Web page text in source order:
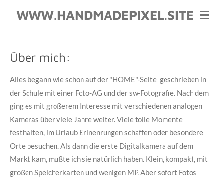
ZumWWW.HANDMADEPIXEL.SITE
Über mich:
Alles begann wie schon auf der "HOME"-Seite geschrieben in
der Schule mit einer Foto-AG und der sw-Fotografie. Nach dem
ging es mit großerem Interesse mit verschiedenen analogen
Kameras über viele Jahre weiter. Viele tolle Momente
festhalten, im Urlaub Erinenrungen schaffen oder besondere
Orte besuchen. Als dann die erste Digitalkamera auf dem
Markt kam, mußte ich sie natürlich haben. Klein, kompakt, mit
großen Speicherkarten und wenigen MP. Aber sofort Fotos